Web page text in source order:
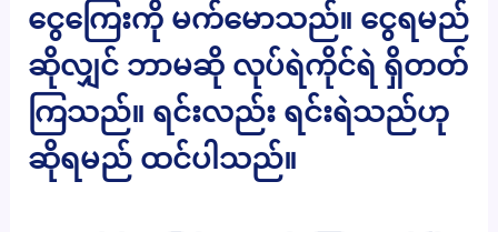
ငွေကြေးကို မက်မောသည်။ ငွေရမည်
ဆိုလျှင် ဘာမဆို လုပ်ရဲကိုင်ရဲ ရှိတတ်
ကြသည်။ ရင်းလည်း ရင်းရဲသည်ဟု
ဆိုရမည် ထင်ပါသည်။